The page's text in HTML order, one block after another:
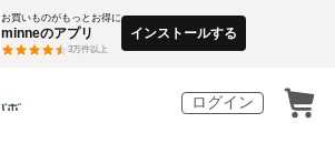
お買いものがもっとお得に
minneのアプリ
3万件以上
インストールする
ログイン